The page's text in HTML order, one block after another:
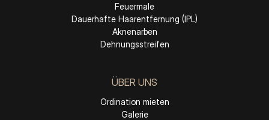
Feuermale
Dauerhafte Haarentfernung (IPL)
Aknenarben
Dehnungsstreifen
ÜBER UNS
Ordination mieten
Galerie